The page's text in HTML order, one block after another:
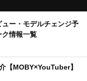
ュー・モデルチェンジ予
ク情報一覧
【MOBY×YouTuber】